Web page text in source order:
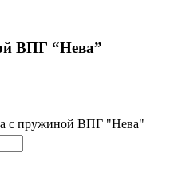
ВПГ “Нева”
с пружиной ВПГ "Нева"